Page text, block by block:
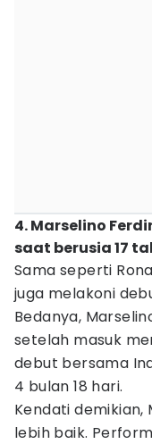
4. Marselino
saat berusia 17
Sama seperti
juga melakoni
Bedanya,
setelah masuk
debut bersama
4 bulan 18 hari.
Kendati demikian,
lebih baik.